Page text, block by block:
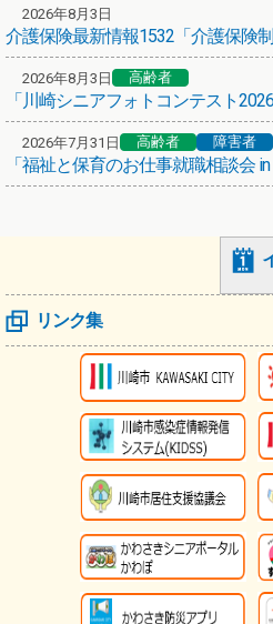
高齢者 障害者
あいちゃんアニメ「アニメ × 地域
2026年8月3日
2026年8月3日 高齢者
「川崎シニアフォトコンテスト
2026年7月31日 高齢者 障害者
リンク集